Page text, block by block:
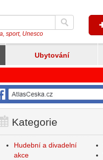
sport, Unesco
Ubytování
Kategorie
Hudební a divadelní
akce